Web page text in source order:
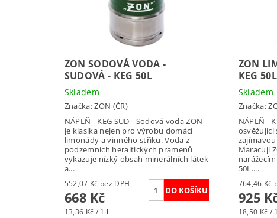
ZON SODOVÁ VODA -
SUDOVÁ - KEG 50L
Skladem
Značka:ZON (ČR)
NÁPLŇ - KEG SUD - Sodová voda ZON
je klasika nejen pro výrobu domácí
limonády a vinného střiku. Voda z
podzemních heraltických pramenů
vykazuje nízký obsah minerálních látek
a...
552,07 Kč bez DPH
668 Kč
13,36 Kč / 1 l
ZON
KEG
Skladem
Značka:
NÁPLŇ -
osvěžující
Maracuji
50L....
925
18,50 Kč /